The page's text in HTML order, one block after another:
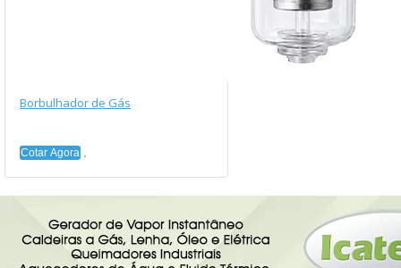
Borbulhador de Gás
Cotar Agora